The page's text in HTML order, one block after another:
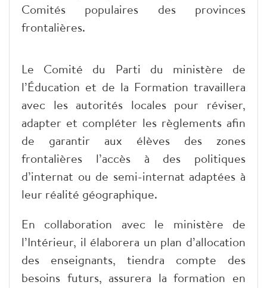
Comités populaires des provinces
frontalières.
Le Comité du Parti du ministère de
l’Éducation et de la Formation travaillera
avec les autorités locales pour réviser,
adapter et compléter les règlements afin
de garantir aux élèves des zones
frontalières l’accès à des politiques
d’internat ou de semi-internat adaptées à
leur réalité géographique.
En collaboration avec le ministère de
l’Intérieur, il élaborera un plan d’allocation
des enseignants, tiendra compte des
besoins futurs, assurera la formation en